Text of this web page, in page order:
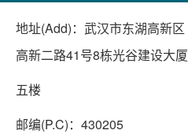
地址(Add)：武汉市东湖高新区
高新二路41号8栋光谷建设大厦
五楼
邮编(P.C)：430205